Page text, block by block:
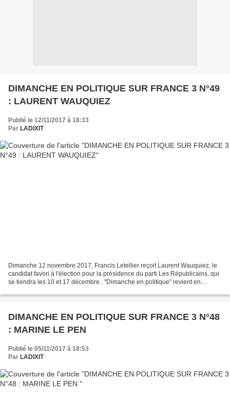
DIMANCHE EN POLITIQUE SUR FRANCE 3 N°49
: LAURENT WAUQUIEZ
Publié le 12/11/2017 à 18:33
Par LADIXIT
Dimanche 12 novembre 2017, Francis Letellier reçoit Laurent Wauquiez, le
candidat favori à l'élection pour la présidence du parti Les Républicains, qui
se tiendra les 10 et 17 décembre . "Dimanche en politique" revient en
DIMANCHE EN POLITIQUE SUR FRANCE 3 N°48
: MARINE LE PEN
Publié le 05/11/2017 à 18:53
Par LADIXIT